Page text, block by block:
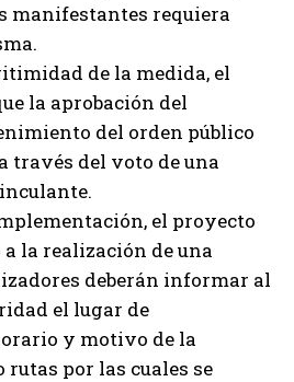
manifestantes requiera
de la medida, el
la aprobación del
del orden público
través del voto de una
el proyecto
la realización de una
deberán informar al
el lugar de
y motivo de la
rutas por las cuales se